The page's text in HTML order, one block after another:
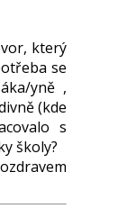
který
se
yně ,
(kde
s
školy?